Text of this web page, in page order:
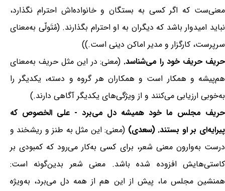
معنی‌ست که اگر کسی به بستگان و خانواده‌اش احترام نگذارد،
نباید امیدوار باشد که دیگران به او احترام بگذارند. (مُتَولّی به‌معنای
سرپرست، کارگزار و مدیر اماکن دینی است.))
حریف حریف خود را می‌شناسد. (معنی: در این مثل حریف به‌معنای
هم‌پیشه و همکار است و همکاران هر گروه و دسته، یکدیگر را
به‌خوبی ارزیابی می‌کنند و از ویژگی‌های یکدیگر آگاهی دارند.)
حریف مجلس ما خود همیشه دل می‌برد - علی الخصوص که
پیرایه‌ای بر او بستند. (سعدی) (معنی: این مثل به طنز و ریشخند و
درست به‌وارون معنی شعر، برای کسی به‌کار می‌رود که کمبودی بر
کاستی‌هایش افزوده شده باشد. معنی شعر بدین‌گونه است:
همنشین مجلس ما، پیش از این هم از همه دل می‌برد، به‌ویژه